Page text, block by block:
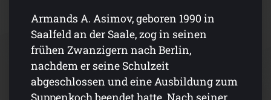
Armands A. Asimov, geboren 1990 in
Saalfeld an der Saale, zog in seinen
frühen Zwanzigern nach Berlin,
nachdem er seine Schulzeit
abgeschlossen und eine Ausbildung zum